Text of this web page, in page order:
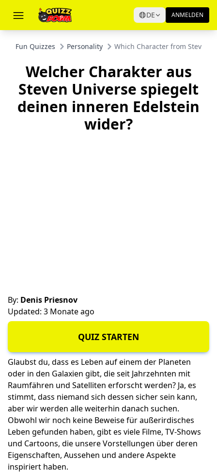
DE ANMELDEN
Fun Quizzes Personality Which Character from Steven
Welcher Charakter aus
Steven Universe spiegelt
deinen inneren Edelstein
wider?
By: Denis Priesnov
Updated: 3 Monate ago
QUIZ STARTEN
Glaubst du, dass es Leben auf einem der Planeten
oder in den Galaxien gibt, die seit Jahrzehnten mit
Raumfähren und Satelliten erforscht werden? Ja, es
stimmt, dass niemand sich dessen sicher sein kann,
aber wir werden alle weiterhin danach suchen.
Obwohl wir noch keine Beweise für außerirdisches
Leben gefunden haben, gibt es viele Filme, TV-Shows
und Cartoons, die unsere Vorstellungen über deren
Eigenschaften, Aussehen und andere Aspekte
inspiriert haben.